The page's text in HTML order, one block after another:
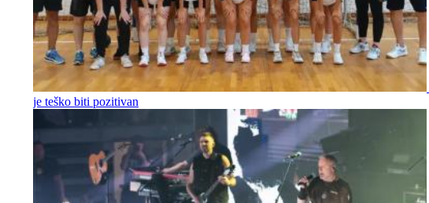
je teško biti pozitivan